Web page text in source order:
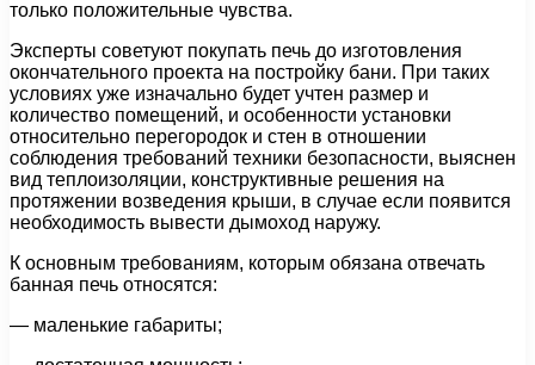
только положительные чувства.
Эксперты советуют покупать печь до изготовления
окончательного проекта на постройку бани. При таких
условиях уже изначально будет учтен размер и
количество помещений, и особенности установки
относительно перегородок и стен в отношении
соблюдения требований техники безопасности, выяснен
вид теплоизоляции, конструктивные решения на
протяжении возведения крыши, в случае если появится
необходимость вывести дымоход наружу.
К основным требованиям, которым обязана отвечать
банная печь относятся:
— маленькие габариты;